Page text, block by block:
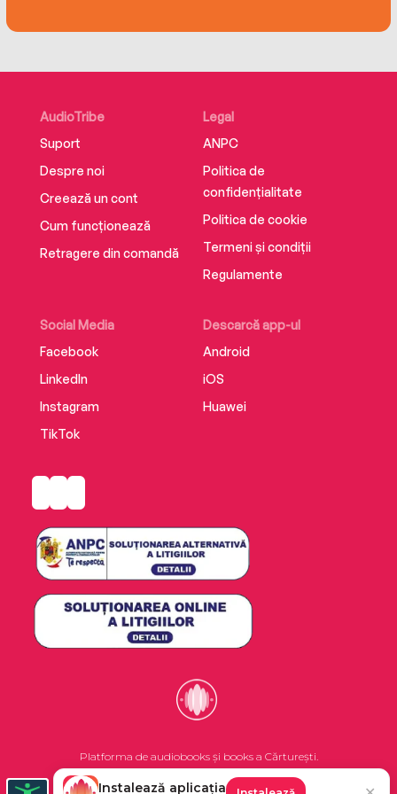
book is her call to arms for those who know that
the audiobook.
AudioTribe
Suport
Despre noi
Creează un cont
Cum funcționează
Retragere din comandă
Social Media
Facebook
LinkedIn
Instagram
TikTok
Descarcă app-ul
Android
iOS
Huawei
Legal
ANPC
Politica de
confidențialitate
Politica de cookie
Termeni și condiții
Regulamente
Platforma de audiobooks și books a Cărturești.
Instalează aplicația